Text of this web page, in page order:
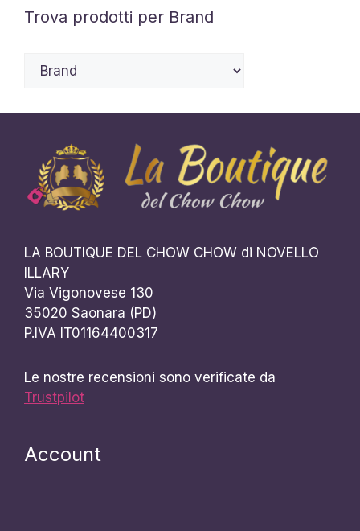
Trova prodotti per Brand
LA BOUTIQUE DEL CHOW CHOW di NOVELLO
ILLARY
Via Vigonovese 130
35020 Saonara (PD)
P.IVA IT01164400317
Le nostre recensioni sono verificate da
Trustpilot
Account